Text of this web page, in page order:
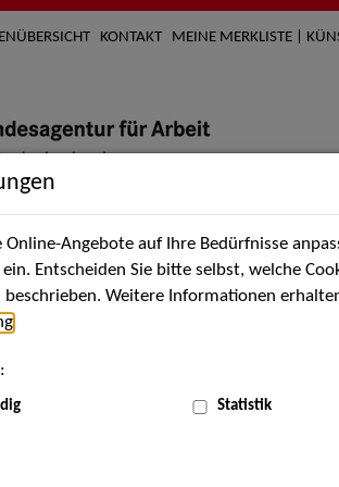
KONTAKT MEINE MERKLISTE |
Künstler*innen Über uns
Angebote auf Ihre Bedürfnisse
Entscheiden Sie bitte selbst, welche
Weitere Informationen
Statistik